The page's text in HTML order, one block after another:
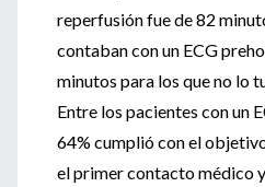
reperfusión fue de 82
contaban con un ECG
minutos para los que no lo
Entre los pacientes con un
64% cumplió con el
el primer contacto médico